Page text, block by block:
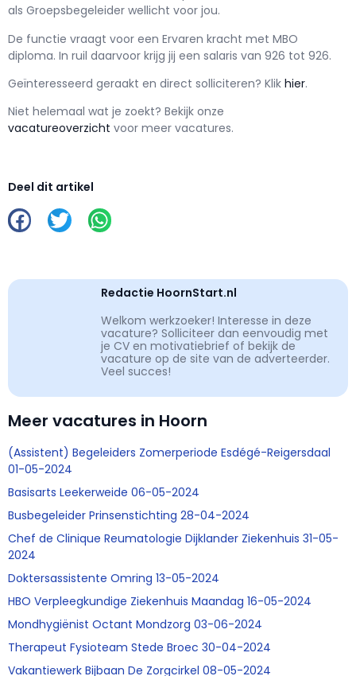
als Groepsbegeleider wellicht voor jou.
De functie vraagt voor een Ervaren kracht met MBO
diploma. In ruil daarvoor krijg jij een salaris van 926 tot 926.
Geïnteresseerd geraakt en direct solliciteren? Klik hier.
Niet helemaal wat je zoekt? Bekijk onze
vacatureoverzicht voor meer vacatures.
Deel dit artikel
Redactie HoornStart.nl
Welkom werkzoeker! Interesse in deze
vacature? Solliciteer dan eenvoudig met
je CV en motivatiebrief of bekijk de
vacature op de site van de adverteerder.
Veel succes!
Meer vacatures in Hoorn
(Assistent) Begeleiders Zomerperiode Esdégé-Reigersdaal
01-05-2024
Basisarts Leekerweide 06-05-2024
Busbegeleider Prinsenstichting 28-04-2024
Chef de Clinique Reumatologie Dijklander Ziekenhuis 31-05-
2024
Doktersassistente Omring 13-05-2024
HBO Verpleegkundige Ziekenhuis Maandag 16-05-2024
Mondhygiënist Octant Mondzorg 03-06-2024
Therapeut Fysioteam Stede Broec 30-04-2024
Vakantiewerk Bijbaan De Zorgcirkel 08-05-2024